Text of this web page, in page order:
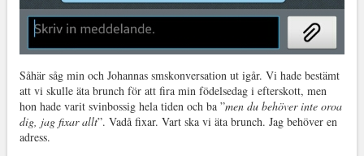
Såhär såg min och Johannas smskonversation ut igår. Vi hade bestämt
att vi skulle äta brunch för att fira min födelsedag i efterskott, men
hon hade varit svinbossig hela tiden och ba ”men du behöver inte oroa
dig, jag fixar allt”. Vadå fixar. Vart ska vi äta brunch. Jag behöver en
adress.